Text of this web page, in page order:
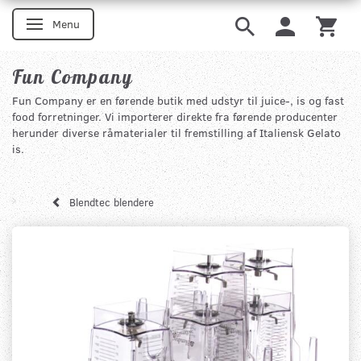
Skifte navigation
Menu
Fun Company
Fun Company er en førende butik med udstyr til juice-, is og fast
food forretninger. Vi importerer direkte fra førende producenter
herunder diverse råmaterialer til fremstilling af Italiensk Gelato
is.
Blendtec blendere